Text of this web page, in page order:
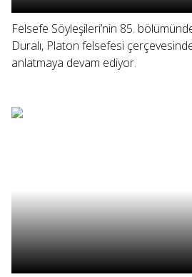
Felsefe Söyleşileri’nin 85.
Duralı, Platon felsefesi
anlatmaya devam ediyor.